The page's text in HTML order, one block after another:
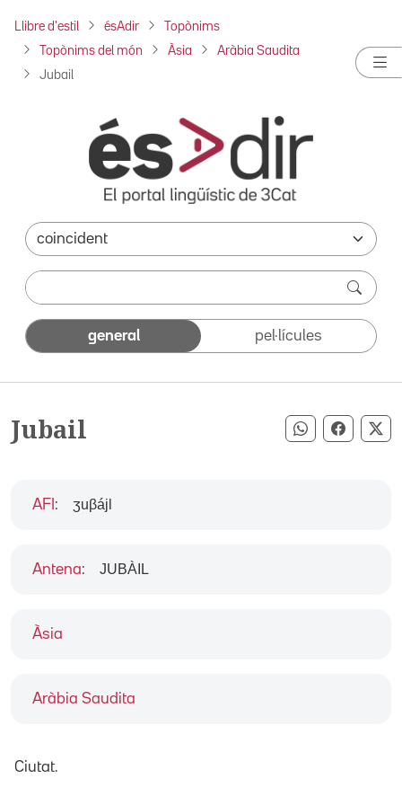
Llibre d'estil ésAdir Topònims
Topònims del món Àsia Aràbia Saudita
Jubail
general pel·lícules
Jubail Compartir
Àsia
Aràbia Saudita
AFI : ʒuβájl
Antena: JUBÀIL
Ciutat.